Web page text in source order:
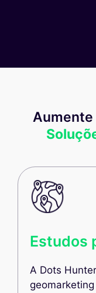
Aumente
Estudos
A Dots